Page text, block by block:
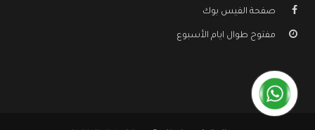
صفحة الفيس بوك
مفتوح طوال ايام الأسبوع